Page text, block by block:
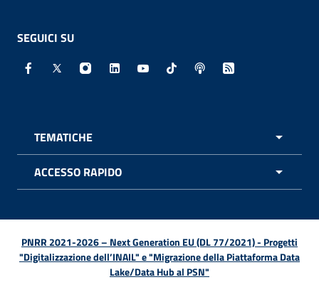
SEGUICI SU
Facebook - Sito esterno - Apertura in nuova finestra
X - Sito esterno - Apertura in nuova finestra
Instagram - Sito esterno - Apertura in
Linkedin - Sito esterno - Apertura in
Youtube - Sito esterno -
TikTok - Sito esterno -
Spreaker - Sito
Feed RSS -
TEMATICHE
ACCESSO RAPIDO
PNRR 2021-2026 – Next Generation EU (DL 77/2021) - Progetti
"Digitalizzazione dell’INAIL" e "Migrazione della Piattaforma Data
Lake/Data Hub al PSN"